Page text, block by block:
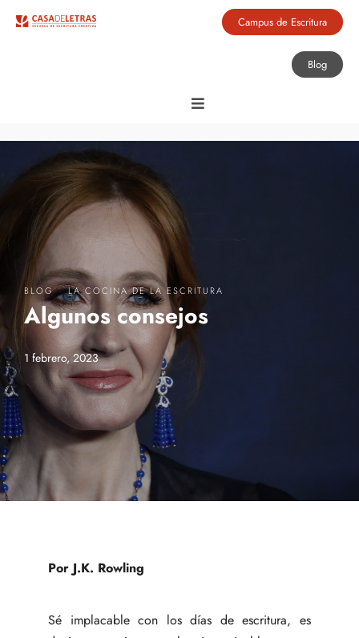
Campus de Escritura
Blog
BLOG·LA COCINA DE LA ESCRITURA
Algunos consejos
1 febrero, 2023
Por J.K. Rowling
Sé implacable con los días de escritura, es